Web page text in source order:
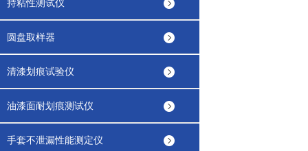
持粘性测试仪
圆盘取样器
清漆划痕试验仪
油漆面耐划痕测试仪
手套不泄漏性能测定仪